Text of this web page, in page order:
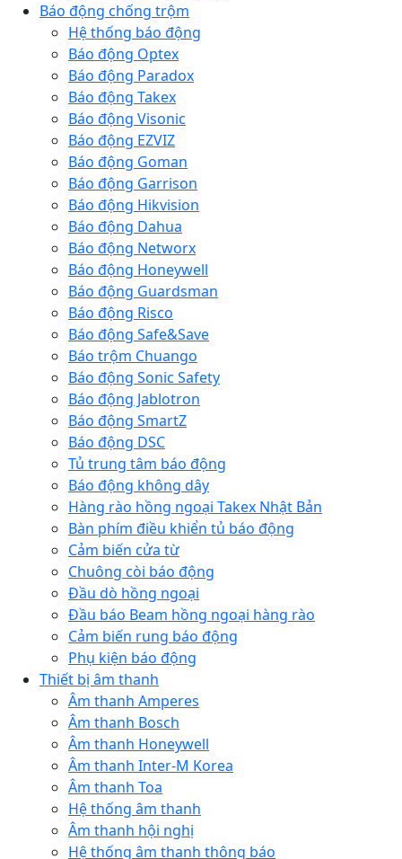
Báo động chống trộm
Hệ thống báo động
Báo động Optex
Báo động Paradox
Báo động Takex
Báo động Visonic
Báo động EZVIZ
Báo động Goman
Báo động Garrison
Báo động Hikvision
Báo động Dahua
Báo động Networx
Báo động Honeywell
Báo động Guardsman
Báo động Risco
Báo động Safe&Save
Báo trộm Chuango
Báo động Sonic Safety
Báo động Jablotron
Báo động SmartZ
Báo động DSC
Tủ trung tâm báo động
Báo động không dây
Hàng rào hồng ngoại Takex Nhật Bản
Bàn phím điều khiển tủ báo động
Cảm biến cửa từ
Chuông còi báo động
Đầu dò hồng ngoại
Đầu báo Beam hồng ngoại hàng rào
Cảm biến rung báo động
Phụ kiện báo động
Thiết bị âm thanh
Âm thanh Amperes
Âm thanh Bosch
Âm thanh Honeywell
Âm thanh Inter-M Korea
Âm thanh Toa
Hệ thống âm thanh
Âm thanh hội nghị
Hệ thống âm thanh thông báo